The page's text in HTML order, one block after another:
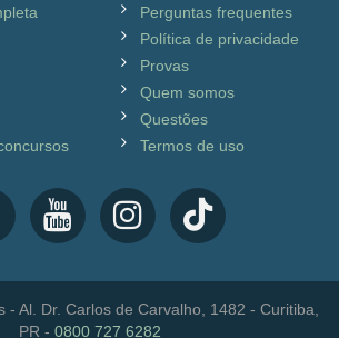
Perguntas frequentes
Política de privacidade
Provas
Quem somos
Questões
Termos de uso
- Al. Dr. Carlos de Carvalho, 1482 - Curitiba,
PR - 0800 727 6282